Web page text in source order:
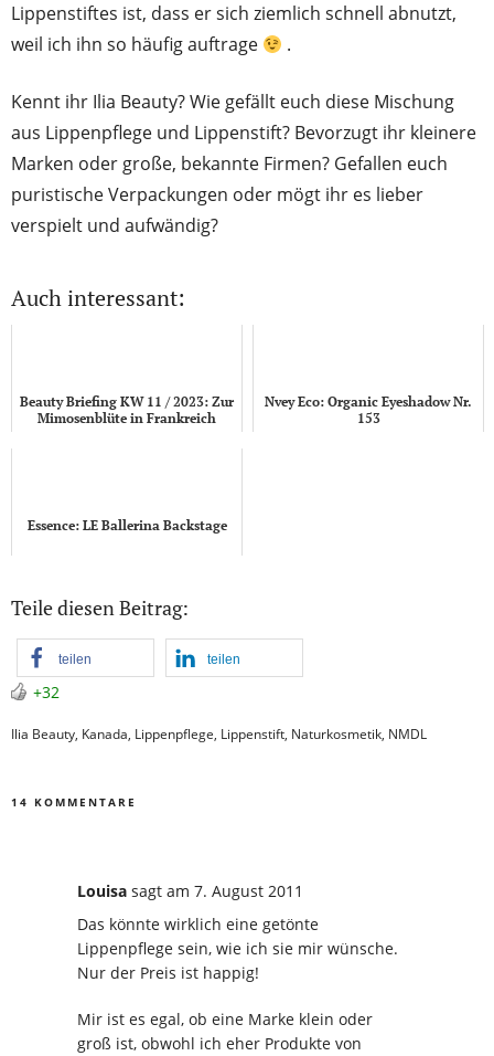
Lippenstiftes ist, dass er sich ziemlich schnell abnutzt,
weil ich ihn so häufig auftrage
.
Kennt ihr Ilia Beauty? Wie gefällt euch diese Mischung
aus Lippenpflege und Lippenstift? Bevorzugt ihr kleinere
Marken oder große, bekannte Firmen? Gefallen euch
puristische Verpackungen oder mögt ihr es lieber
verspielt und aufwändig?
Auch interessant:
Beauty Briefing KW 11 / 2023: Zur
Mimosenblüte in Frankreich
Nvey Eco: Organic Eyeshadow Nr.
153
Essence: LE Ballerina Backstage
Teile diesen Beitrag:
teilen teilen
+32
Ilia Beauty, Kanada, Lippenpflege, Lippenstift, Naturkosmetik, NMDL
14 KOMMENTARE
Louisa sagt am 7. August 2011
Das könnte wirklich eine getönte
Lippenpflege sein, wie ich sie mir wünsche.
Nur der Preis ist happig!
Mir ist es egal, ob eine Marke klein oder
groß ist, obwohl ich eher Produkte von